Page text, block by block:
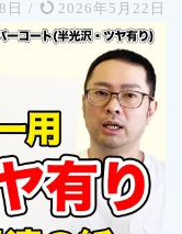
日 / 2026年5月22日